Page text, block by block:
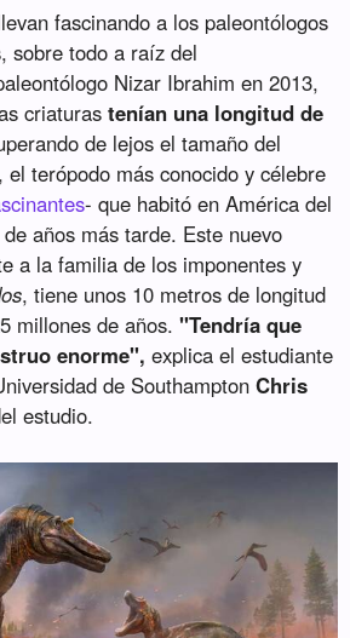
fascinando a los paleontólogos
sobre todo a raíz del
Nizar Ibrahim en 2013,
criaturastenían una longitud de
de lejos el tamaño del
el terópodo más conocido y célebre
- que habitó en América del
años más tarde. Este nuevo
a la familia de los imponentes y
, tiene unos 10 metros de longitud
millones de años."Tendría que
enorme", explica el estudiante
de SouthamptonChris
estudio.